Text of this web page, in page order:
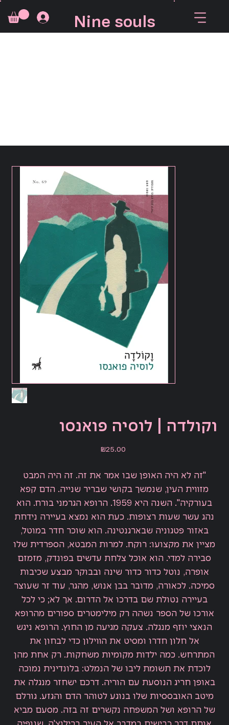
Nine souls
וקולדה | לוסיה פואנסו
Price
₪25.00
"זה לא היה האופן שבו אמר את זה. זה היה המבט
מזווית העין, שנמשך בקושי שבריר שנייה. הדם קפא
בעורקיה". השנה היא 1959. הרופא הגרמני בורח. הוא
נהג עשר שעות רצופות. כעת הוא נמצא בעיירה נידחת
באזור פטגוניה שבארגנטינה. הוא שוכר חדר במוטל,
מציין את מקצועו: רוקח. למרות המבטא, הספרדית שלו
סבירה למדי. הוא אוכל צלחת עדשים בפונדק, מזמזם
אופרה, נוטל כדור כדור שינה ובבוקר מבצע שכיבות
סמיכה. לכאורה, מדובר בבן אנוש, מהגר, עוד זר שעוצר
בעיירה נטולת שם בדרכו אל הדרום. אך לא; כי לכל
אורכו של הספר נשהה רק מילימטרים ספורים מהרופא
הנאצי יוזף מנגלה. צעקה מגיעה מן החוץ. הרופא ניגש
אל חלון חדרו ומסיט את הווילון כדי לבחון את
המתרחש. כמה ילדות מקומיות משחקות. רק אחת מהן
לוכדת את תשומת ליבו של הנמלט: בלונדינית נמוכה
באופן חריג הנוסעת עם הוריה. דרכם ישחזר מנגלה את
מיטב האובססיות שלו בנוגע לטוהר הדם והגזע. גורלם
של הרופא ושל המשפחה נקשרים זה בזה. מסעם מביא